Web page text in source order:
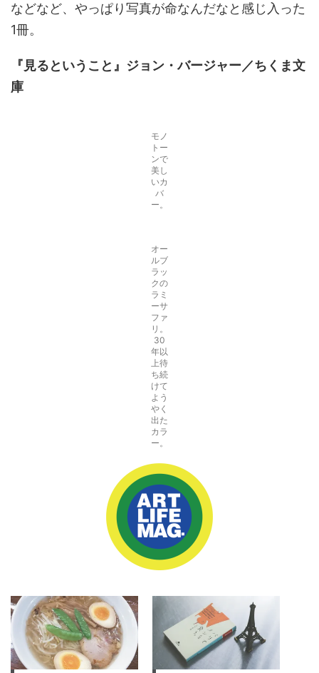
などなど、やっぱり写真が命なんだなと感じ入った
1冊。
『見るということ』ジョン・バージャー／ちくま文
庫
モノ
トー
ンで
美し
いカ
バ
ー。
オー
ルブ
ラッ
クの
ラミ
ーサ
ファ
リ。
30
年以
上待
ち続
けて
よう
やく
出た
カラ
ー。